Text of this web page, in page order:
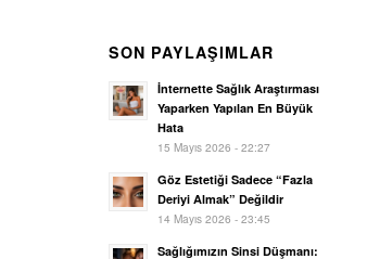
SON PAYLAŞIMLAR
İnternette Sağlık Araştırması
Yaparken Yapılan En Büyük
Hata
15 Mayıs 2026 - 22:27
Göz Estetiği Sadece “Fazla
Deriyi Almak” Değildir
14 Mayıs 2026 - 23:45
Sağlığımızın Sinsi Düşmanı: